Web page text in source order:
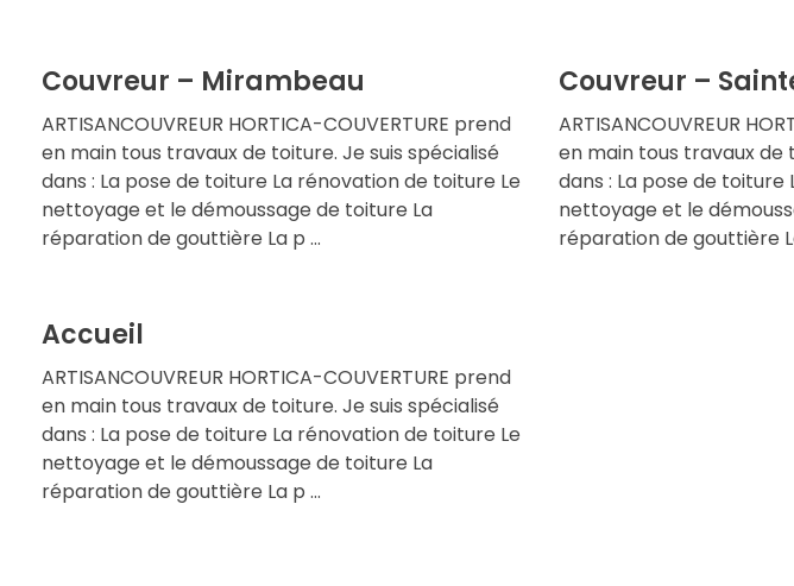
Couvreur – Mirambeau
ARTISANCOUVREUR HORTICA-COUVERTURE prend
en main tous travaux de toiture. Je suis spécialisé
dans : La pose de toiture La rénovation de toiture Le
nettoyage et le démoussage de toiture La
réparation de gouttière La p ...
Couvreur –
ARTISANCOUVREUR
en main tous travaux de
dans : La pose de
nettoyage et le
réparation de gouttière
Accueil
ARTISANCOUVREUR HORTICA-COUVERTURE prend
en main tous travaux de toiture. Je suis spécialisé
dans : La pose de toiture La rénovation de toiture Le
nettoyage et le démoussage de toiture La
réparation de gouttière La p ...